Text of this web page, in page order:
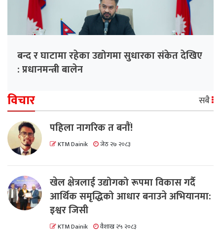
बन्द र घाटामा रहेका उद्योगमा सुधारका संकेत देखिए
: प्रधानमन्त्री बालेन
विचार सबै
पहिला नागरिक त बनाैं!
KTM Dainik जेठ २७ २०८३
खेल क्षेत्रलाई उद्योगको रूपमा विकास गर्दै
आर्थिक समृद्धिको आधार बनाउने अभियानमा:
इश्वर जिसी
KTM Dainik वैशाख २५ २०८३